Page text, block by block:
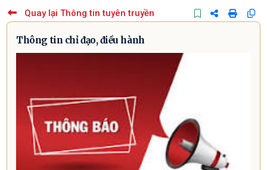
Quay lại Thông tin tuyên truyền
Thông tin chỉ đạo, điều hành